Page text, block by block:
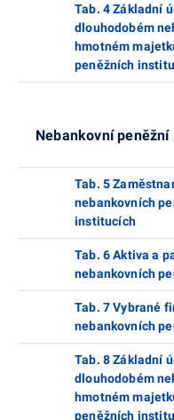
Tab. 4 Základní
dlouhodobém
hmotném
peněžních
Nebankovní peněžní
Tab. 5
nebankovních
institucích
Tab. 6 Aktiva a
nebankovních
Tab. 7 Vybrané
nebankovních
Tab. 8 Základní
dlouhodobém
hmotném
peněžních